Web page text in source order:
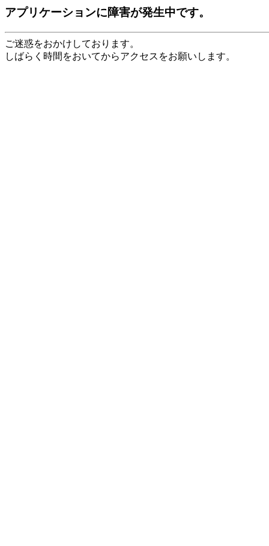
アプリケーションに障害が発生中です。
ご迷惑をおかけしております。
しばらく時間をおいてからアクセスをお願いします。